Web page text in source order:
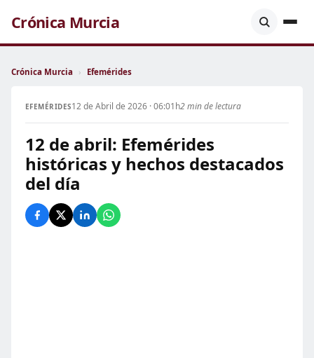
Crónica Murcia
Crónica Murcia › Efemérides
EFEMÉRIDES12 de Abril de 2026 · 06:01h2 min de lectura
12 de abril: Efemérides
históricas y hechos destacados
del día